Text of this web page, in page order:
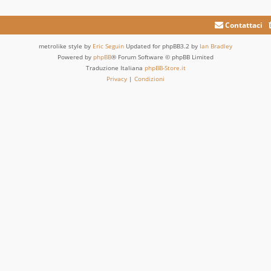
Contattaci
metrolike style by Eric Seguin Updated for phpBB3.2 by Ian Bradley
Powered by phpBB® Forum Software © phpBB Limited
Traduzione Italiana phpBB-Store.it
Privacy | Condizioni